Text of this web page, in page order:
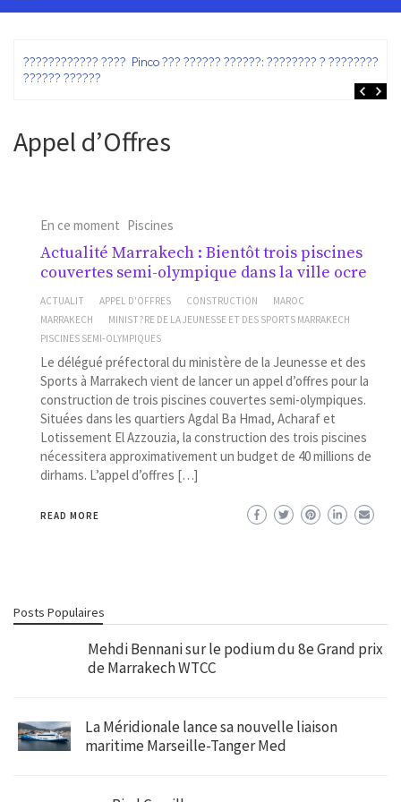
???????????? ???? Pinco ??? ?????? ??????: ???????? ? ???????? ?
?????? ??????
Appel d’Offres
En ce moment Piscines
Actualité Marrakech : Bientôt trois piscines
couvertes semi-olympique dans la ville ocre
ACTUALIT APPEL D'OFFRES CONSTRUCTION
MAROC
MARRAKECH
MINIST?RE DE LA JEUNESSE ET DES SPORTS MARRAKECH
PISCINES SEMI-OLYMPIQUES
Le délégué préfectoral du ministère de la Jeunesse et des
Sports à Marrakech vient de lancer un appel d’offres pour la
construction de trois piscines couvertes semi-olympiques.
Situées dans les quartiers Agdal Ba Hmad, Acharaf et
Lotissement El Azzouzia, la construction des trois piscines
nécessitera approximativement un budget de 40 millions de
dirhams. L’appel d’offres […]
READ MORE
Posts Populaires
Mehdi Bennani sur le podium du 8e Grand prix
de Marrakech WTCC
La Méridionale lance sa nouvelle liaison
maritime Marseille-Tanger Med